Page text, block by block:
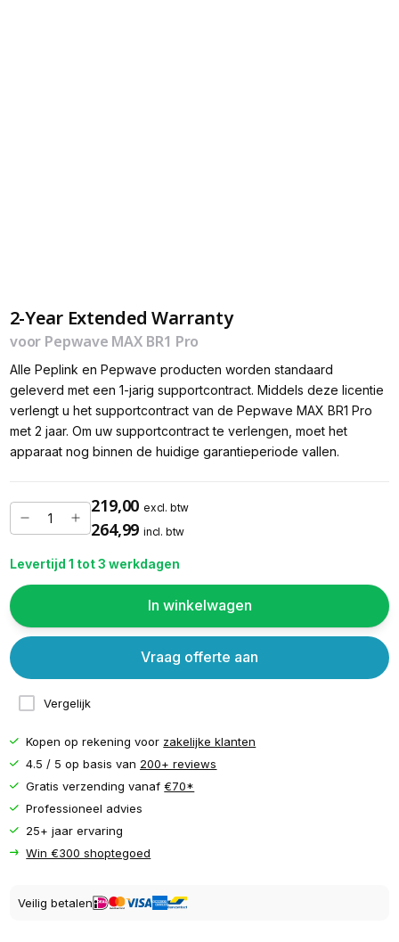
2-Year Extended Warranty
voor Pepwave MAX BR1 Pro
Alle Peplink en Pepwave producten worden standaard
geleverd met een 1-jarig supportcontract. Middels deze licentie
verlengt u het supportcontract van de Pepwave MAX BR1 Pro
met 2 jaar. Om uw supportcontract te verlengen, moet het
apparaat nog binnen de huidige garantieperiode vallen.
219,00 excl. btw
264,99 incl. btw
Levertijd 1 tot 3 werkdagen
In winkelwagen
Vergelijk
Vraag offerte aan
Kopen op rekening voor zakelijke klanten
4.5 / 5 op basis van 200+ reviews
Gratis verzending vanaf€70*
Professioneel advies
25+ jaar ervaring
Win €300 shoptegoed
Veilig betalen